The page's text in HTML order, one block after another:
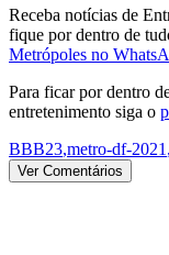
Receba notícias de
fique por dentro de
Metrópoles no
Para ficar por dentro
entretenimento siga o
BBB23,metro-df-2021 ,
Ver Comentários